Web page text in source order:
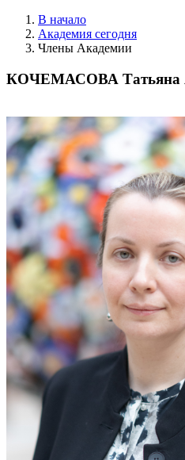
В начало
Академия сегодня
Члены Академии
КОЧЕМАСОВА Татьяна